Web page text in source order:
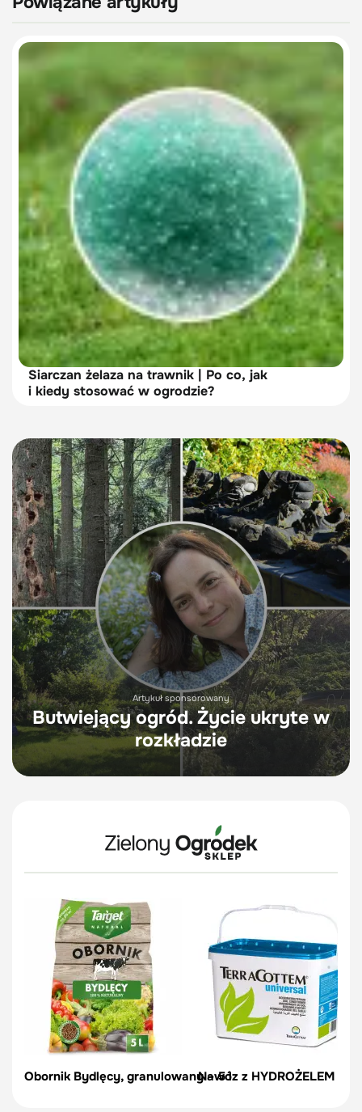
Siarczan żelaza na trawnik | Po co, jak
i kiedy stosować w ogrodzie?
Artykuł sponsorowany
Butwiejący ogród. Życie ukryte w
rozkładzie
Obornik Bydlęcy, granulowany – 5 lNawóz z HYDROŻELEM –